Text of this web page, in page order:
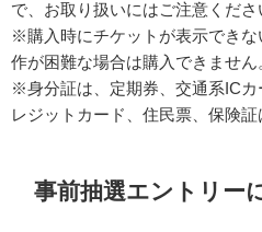
で、お取り扱いにはご注意くださ
※購入時にチケットが表示でき
作が困難な場合は購入できません
※身分証は、定期券、交通系ICカ
レジットカード、住民票、保険証
事前抽選エントリー